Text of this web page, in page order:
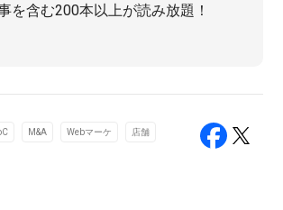
を含む200本以上が読み放題！
M&A Webマーケ 店舗